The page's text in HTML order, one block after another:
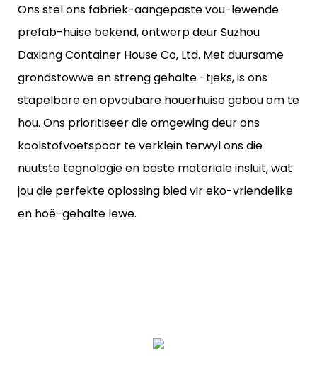
Ons stel ons fabriek-aangepaste vou-lewende
prefab-huise bekend, ontwerp deur Suzhou
Daxiang Container House Co, Ltd. Met duursame
grondstowwe en streng gehalte -tjeks, is ons
stapelbare en opvoubare houerhuise gebou om te
hou. Ons prioritiseer die omgewing deur ons
koolstofvoetspoor te verklein terwyl ons die
nuutste tegnologie en beste materiale insluit, wat
jou die perfekte oplossing bied vir eko-vriendelike
en hoë-gehalte lewe.